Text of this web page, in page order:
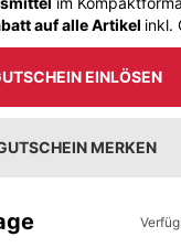
auf alle Artikel inkl.
EINLÖSEN
MERKEN